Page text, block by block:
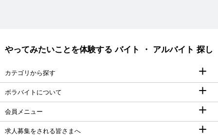
やってみたいことを体験する バイト ・ アルバイト 探し
カテゴリから探す
ボラバイトについて
会員メニュー
求人募集をされる皆さまへ